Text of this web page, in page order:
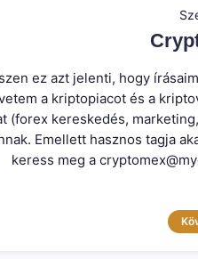
ez azt jelenti, hogy
a kriptopiacot és a
(forex kereskedés,
Emellett hasznos tagja
keress meg a